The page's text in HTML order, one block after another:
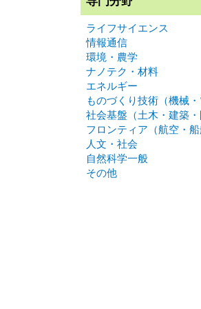
ライフサイエンス
情報通信
環境・農学
ナノテク・材料
エネルギー
ものづくり技術（機械
社会基盤（土木・建築・
フロンティア（航空・船
人文・社会
自然科学一般
その他